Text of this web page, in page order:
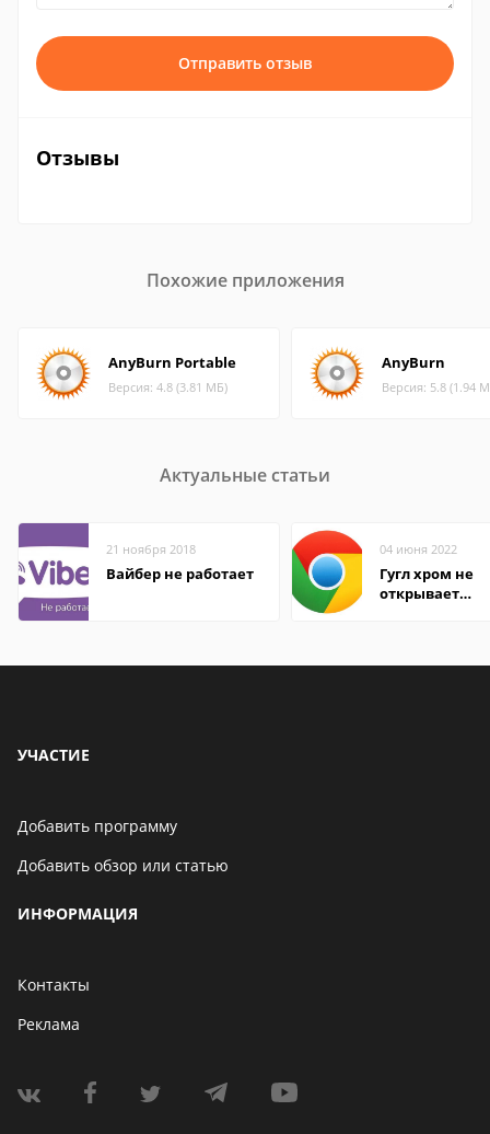
Отправить отзыв
Отзывы
Похожие приложения
AnyBurn Portable
Версия: 4.8 (3.81 МБ)
AnyBurn
Версия: 5.8 (1.94
Актуальные статьи
21 ноября 2018
Вайбер не работает
04 июня 2022
Гугл хром не
открывает
УЧАСТИЕ
Добавить программу
Добавить обзор или статью
ИНФОРМАЦИЯ
Контакты
Реклама